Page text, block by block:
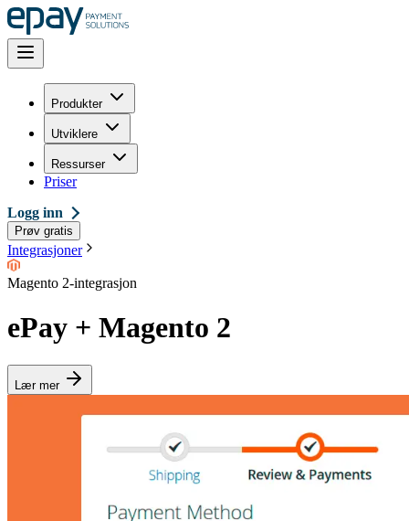
Produkter
Utviklere
Ressurser
Priser
Logg inn
Prøv gratis
Integrasjoner
Magento 2-integrasjon
ePay + Magento 2
Lær mer